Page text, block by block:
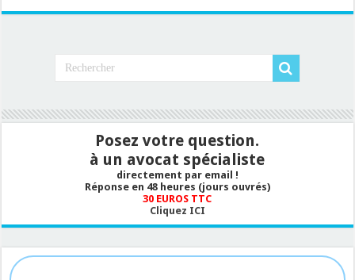
Posez votre question.
à un avocat spécialiste
directement par email !
Réponse en 48 heures (jours ouvrés)
30 EUROS TTC
Cliquez ICI